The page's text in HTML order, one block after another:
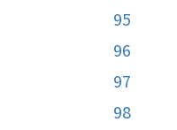
95
96
97
98